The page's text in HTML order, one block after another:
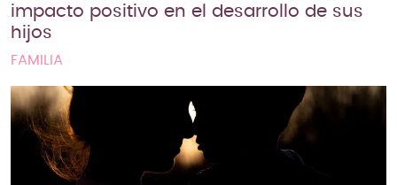
impacto positivo en el desarrollo de sus
hijos
FAMILIA